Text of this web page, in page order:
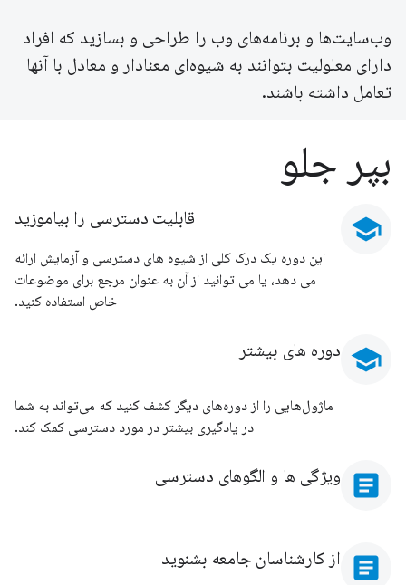
وب‌سایت‌ها و برنامه‌های وب را طراحی و بسازید که افراد
دارای معلولیت بتوانند به شیوه‌ای معنادار و معادل با آنها
تعامل داشته باشند.
بپر جلو
school قابلیت دسترسی را بیاموزید
این دوره یک درک کلی از شیوه های دسترسی و آزمایش ارائه
می دهد، یا می توانید از آن به عنوان مرجع برای موضوعات
خاص استفاده کنید.
school دوره های بیشتر
ماژول‌هایی را از دوره‌های دیگر کشف کنید که می‌تواند به شما
در یادگیری بیشتر در مورد دسترسی کمک کند.
article ویژگی ها و الگوهای دسترسی
article از کارشناسان جامعه بشنوید